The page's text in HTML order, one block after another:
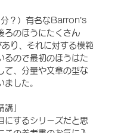
？）有名なBarron’s
ろのほうにたくさん
り、それに対する模範
るので最初のほうはた
て、分量や文章の型な
ました。
講」
にするシリーズだと思